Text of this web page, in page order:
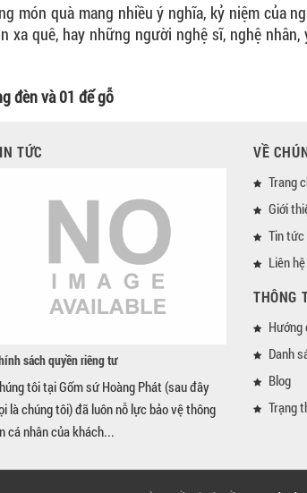
món quà mang nhiều ý nghĩa, kỷ niệm của
quê, hay những người nghệ sĩ, nghệ
đèn và 01 đế gỗ
TỨC
sách quyền riêng tư
tôi tại Gốm sứ Hoàng Phát (sau đây
là chúng tôi) đã luôn nỗ lực bảo vệ thông
cá nhân của khách...
VỀ
Trang
Giới
Tin tức
Liên hệ
THÔNG
Hướng
Danh
Blog
Trạng